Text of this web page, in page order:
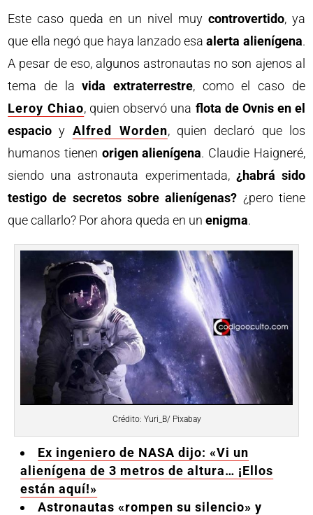
Este caso queda en un nivel muy controvertido, ya
que ella negó que haya lanzado esaalerta alienígena.
A pesar de eso, algunos astronautas no son ajenos al
tema de lavida extraterrestre, como el caso de
Leroy Chiao, quien observó una flota de Ovnis en el
espacio y Alfred Worden, quien declaró que los
humanos tienen origen alienígena. Claudie Haigneré,
siendo una astronauta experimentada, ¿habrá sido
testigo de secretos sobre alienígenas? ¿pero tiene
que callarlo? Por ahora queda en unenigma.
Crédito: Yuri_B/ Pixabay
Ex ingeniero de NASA dijo: «Vi un
alienígena de 3 metros de altura… ¡Ellos
están aquí!»
Astronautas «rompen su silencio» y